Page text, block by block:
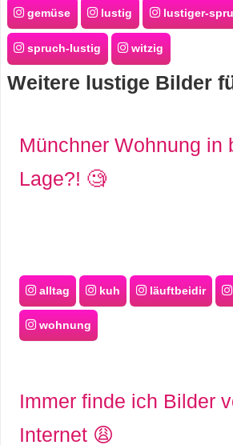
o
o
l
gemüse lustig lustiger-
spruch-lustig witzig
Weitere lustige Bilder
Münchner Wohnung in
Lage?! 🧐
alltag kuh läuftbeidir
wohnung
Immer finde ich Bilder
Internet 😩